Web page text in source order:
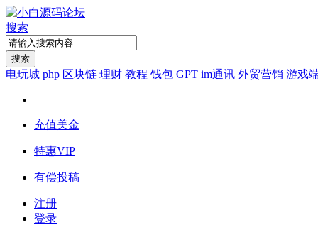
搜索
搜索
电玩城 php 区块链 理财 教程 钱包 GPT im通讯 外贸营销 游戏
充值美金
特惠VIP
有偿投稿
注册
登录